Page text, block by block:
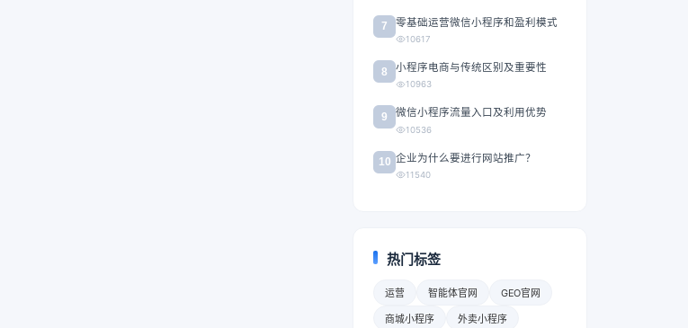
7 零基础运营微信小程序和盈利模式
10617
8 小程序电商与传统区别及重要性
10963
9 微信小程序流量入口及利用优势
10536
10 企业为什么要进行网站推广？
11540
热门标签
运营 智能体官网 GEO官网
商城小程序 外卖小程序